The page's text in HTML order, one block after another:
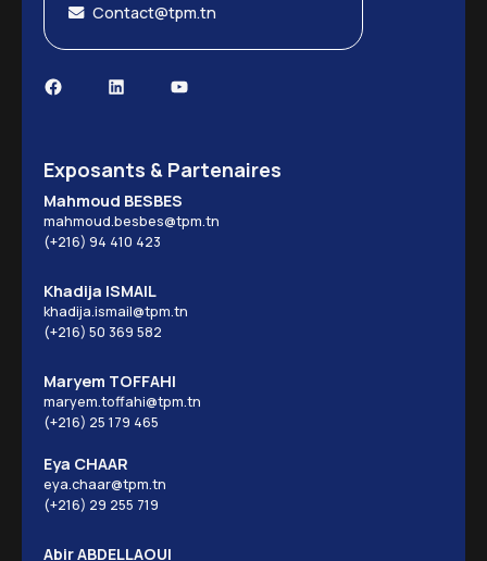
Contact@tpm.tn
FacebookLinkedInYouTube
Exposants & Partenaires
Mahmoud BESBES
mahmoud.besbes@tpm.tn
(+216) 94 410 423
Khadija ISMAIL
khadija.ismail@tpm.tn
(+216) 50 369 582
Maryem TOFFAHI
maryem.toffahi@tpm.tn
(+216) 25 179 465
Eya CHAAR
eya.chaar@tpm.tn
(+216) 29 255 719
Abir ABDELLAOUI